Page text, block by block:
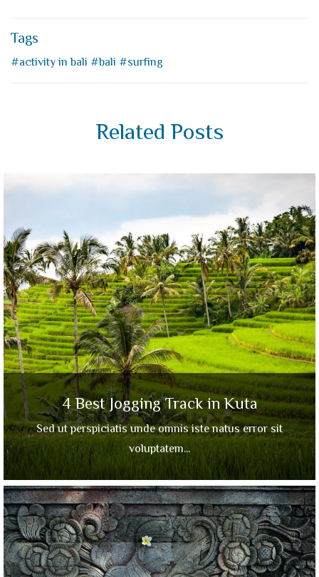
Tags
#activity in bali #bali #surfing
Related Posts
4 Best Jogging Track in Kuta
Sed ut perspiciatis unde omnis iste natus error sit
voluptatem...